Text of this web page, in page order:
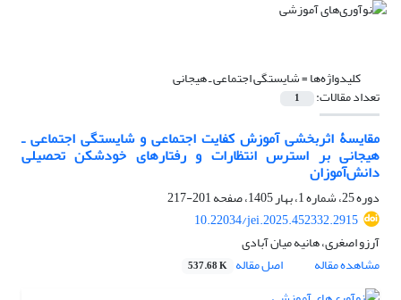
کلیدواژه‌ها =شایستگی اجتماعی ـ هیجانی
تعداد مقالات: 1
مقایسۀ اثربخشی آموزش کفایت اجتماعی و شایستگی اجتماعی ـ
هیجانی بر استرس انتظارات و رفتارهای خودشکن تحصیلی
دانش‌آموزان
دوره 25، شماره 1، بهار 1405، صفحه
201-217
10.22034/jei.2025.452332.2915
آرزو اصغری، هانیه میان آبادی
مشاهده مقاله
اصل مقاله 537.68 K